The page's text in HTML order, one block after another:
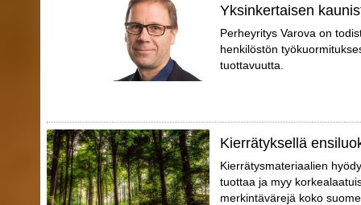
Yksinkertaisen
Perheyritys Varova on
henkilöstön
tuottavuutta.
Kierrätyksellä
Kierrätysmateriaalien
tuottaa ja myy
merkintävärejä koko